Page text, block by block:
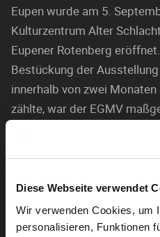
Diese Webseite verwendet
Wir verwenden Cookies, um
personalisieren, Funktionen
Eupen wurde am 5.
Kulturzentrum Alter
Eupener Rotenberg
Bestückung der
innerhalb von zwei
zählte, war der EGMV
Damals konnten die
Rotenberg bieten, um das
Stadt zu gestalten. Von
im Schlachthof tat,